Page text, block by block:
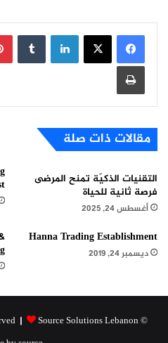
لينكدإن
طباعة
مقالات ذات صلة
التقنيات الذكيّة تمنح المرضى
فرصة ثانية للحياة
أغسطس 24, 2025
Hanna Trading Establishment
ديسمبر 24, 2019
© Copyright 2026, All Rights Reserved |
Source Solutions Lebanon